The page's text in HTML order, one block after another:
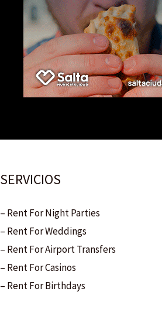
SERVICIOS
– Rent For Night Parties
– Rent For Weddings
– Rent For Airport Transfers
– Rent For Casinos
– Rent For Birthdays